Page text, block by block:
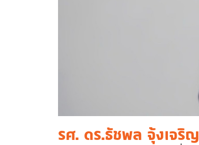
รศ. ดร.ธัชพล จุ้งเจริญ